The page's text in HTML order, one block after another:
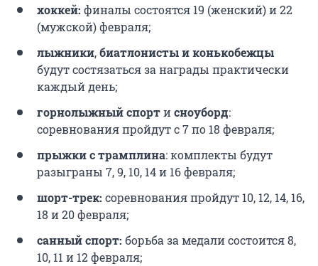
хоккей: финалы состоятся 19 (женский) и 22
(мужской) февраля;
лыжники,биатлонисты и конькобежцы
будут состязаться за награды практически
каждый день;
горнолыжный спортисноуборд:
соревнования пройдут с 7 по 18 февраля;
прыжки с трамплина: комплекты будут
разыграны 7, 9, 10, 14 и 16 февраля;
шорт-трек: соревнования пройдут 10, 12, 14, 16,
18 и 20 февраля;
санный спорт: борьба за медали состоится 8,
10, 11 и 12 февраля;